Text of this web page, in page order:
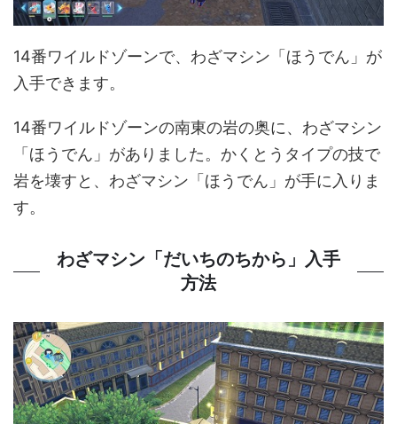
14番ワイルドゾーンで、わざマシン「ほうでん」が
入手できます。
14番ワイルドゾーンの南東の岩の奥に、わざマシン
「ほうでん」がありました。かくとうタイプの技で
岩を壊すと、わざマシン「ほうでん」が手に入りま
す。
わざマシン「だいちのちから」入手
方法